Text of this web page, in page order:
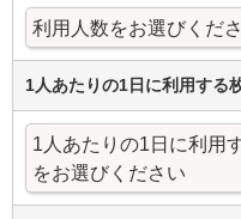
1人あたりの1日に利用する